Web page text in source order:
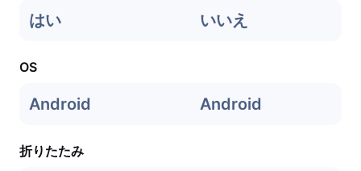
はい いいえ
OS
Android Android
折りたたみ